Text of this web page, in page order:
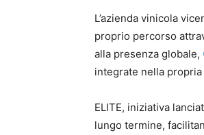
L’azienda vinicola
proprio percorso
alla presenza globale,
integrate nella
ELITE, iniziativa
lungo termine,